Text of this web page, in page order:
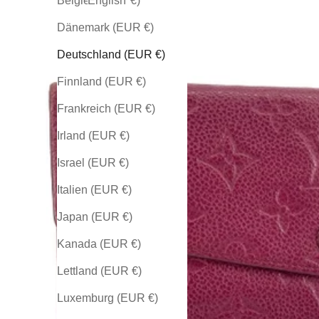
Dänemark (EUR €)
Deutschland (EUR €)
Finnland (EUR €)
Frankreich (EUR €)
Irland (EUR €)
Israel (EUR €)
Italien (EUR €)
Japan (EUR €)
Kanada (EUR €)
Lettland (EUR €)
Luxemburg (EUR €)